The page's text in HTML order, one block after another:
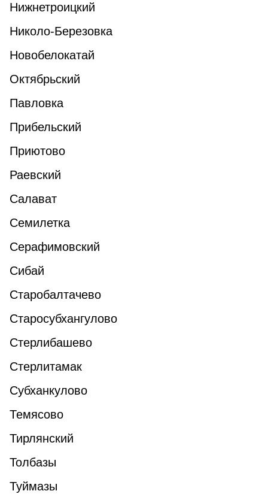
Нижнетроицкий
Николо-Березовка
Новобелокатай
Октябрьский
Павловка
Прибельский
Приютово
Раевский
Салават
Семилетка
Серафимовский
Сибай
Старобалтачево
Старосубхангулово
Стерлибашево
Стерлитамак
Субханкулово
Темясово
Тирлянский
Толбазы
Туймазы